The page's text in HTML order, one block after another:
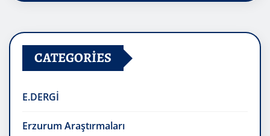
CATEGORIES
E.DERGİ
Erzurum Araştırmaları